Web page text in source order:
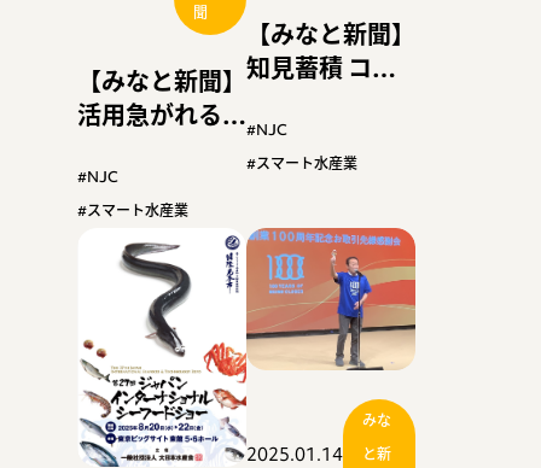
聞
【みなと新聞】
活用急がれる日
意思決定が成否
握る 資源の把
握と管理『スマ
ート漁業特集』
#NJC
#スマート水産業
【みなと新聞】
知見蓄積 コス
で実績続々 生
産性の向上『ス
集』
#NJC
#スマート水産業
2025.01.14
みな
と新